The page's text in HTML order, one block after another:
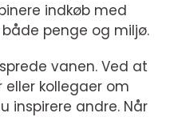
indkøb med
penge og miljø.
vanen. Ved at
kollegaer om
inspirere andre. Når